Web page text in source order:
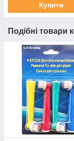
Купити
Подібні товари